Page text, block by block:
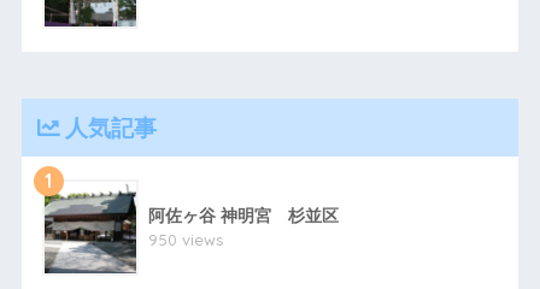
人気記事
1
阿佐ヶ谷 神明宮 杉並区
950 views